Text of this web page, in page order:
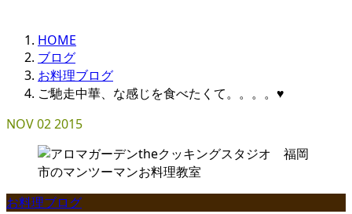
HOME
ブログ
お料理ブログ
ご馳走中華、な感じを食べたくて。。。。♥
NOV022015
お料理ブログ